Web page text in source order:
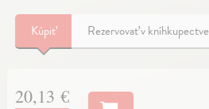
Kúpiť Rezervovať v kníhkupectve
20,13 €